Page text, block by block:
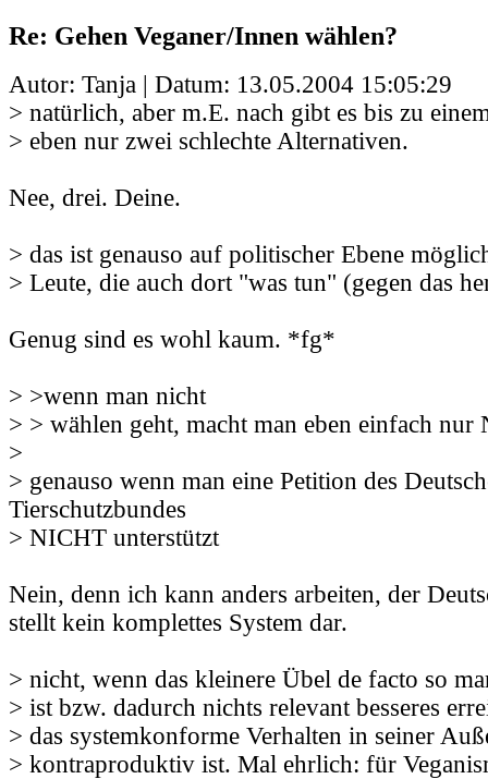
Re: Gehen Veganer/Innen wählen?
Autor: Tanja | Datum: 13.05.2004 15:05:29
> natürlich, aber m.E. nach gibt es bis zu
> eben nur zwei schlechte Alternativen.
Nee, drei. Deine.
> das ist genauso auf politischer Ebene
> Leute, die auch dort "was tun" (gegen das
Genug sind es wohl kaum. *fg*
> >wenn man nicht
> > wählen geht, macht man eben einfach nur
>
> genauso wenn man eine Petition des
Tierschutzbundes
> NICHT unterstützt
Nein, denn ich kann anders arbeiten, der
stellt kein komplettes System dar.
> nicht, wenn das kleinere Übel de facto so
> ist bzw. dadurch nichts relevant besseres
> das systemkonforme Verhalten in seiner
> kontraproduktiv ist. Mal ehrlich: für